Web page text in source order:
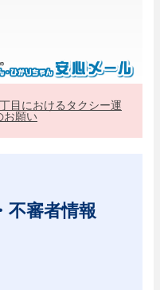
目におけるタクシー運
お願い
不審者情報